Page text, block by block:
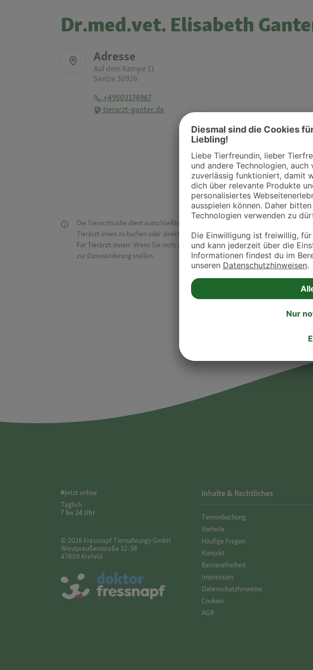
Dr.med.vet. Elisabeth
Adresse
Auf dem Kampe 11
Seelze 30926
+49503174967
tierarzt-ganter.de
Die Tierarztsuche dient ausschließlich dazu, Tierarztpraxen und Kliniken in
Tierärzt:innen zu buchen oder direkt mit ihnen in Kontakt zu treten. Bitte wende
Für Tierärzt:innen: Wenn Sie nicht mehr auf der Dr. Fressnapf Tierarztsuche als
zur Datenänderung stellen.
Jetzt online
Täglich
7 bis 24 Uhr
© 2026 Fressnapf Tiernahrungs GmbH
Westpreußenstraße 32-38
47809 Krefeld
Inhalte & Rechtliches
Termin­buchung
Vorteile
Häufige Fragen
Kontakt
Barrierefreiheit
Impressum
Datenschutz­hinweise
Cookies
AGB